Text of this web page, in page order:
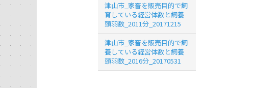
津山市_家畜を販売目的で飼
育している経営体数と飼養
頭羽数_2011分_20171215
津山市_家畜を販売目的で飼
養している経営体数と飼養
頭羽数_2016分_20170531